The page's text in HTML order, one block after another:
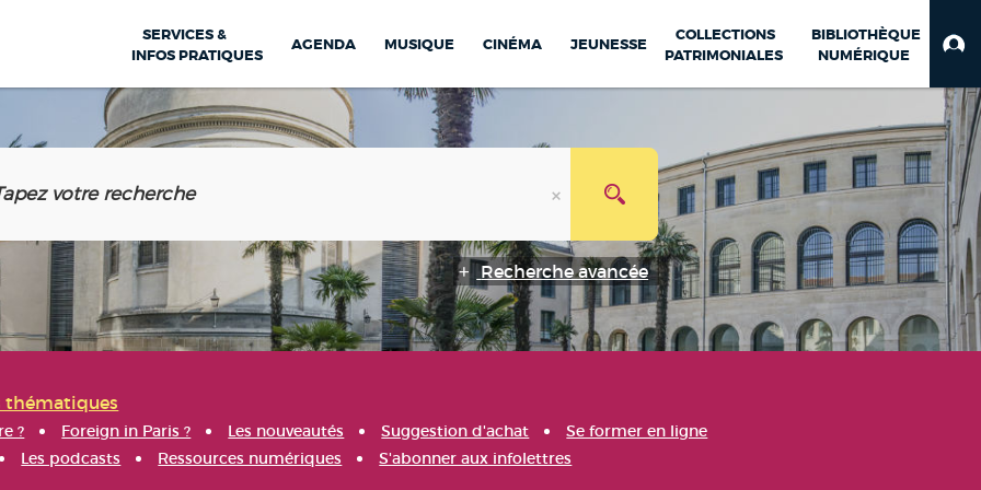
SERVICES &
INFOS PRATIQUES
AGENDA MUSIQUE CINÉMA JEUNESSE
COLLECTIONS
PATRIMONIALES
BIBLIOTHÈQUE
NUMÉRIQUE
Recherche avancée
thématiques
? Foreign in Paris ? Les nouveautés Suggestion d'achat
Se former en ligne
Les podcasts Ressources numériques S'abonner aux infolettres